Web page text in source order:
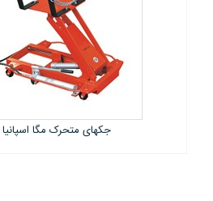
جکهای متحرک مگا اسپانیا